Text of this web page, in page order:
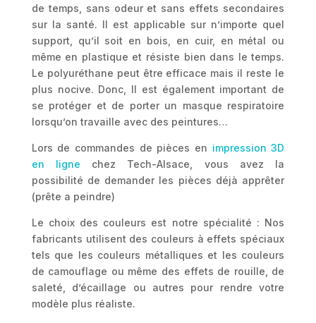
de temps, sans odeur et sans effets secondaires
sur la santé. Il est applicable sur n’importe quel
support, qu’il soit en bois, en cuir, en métal ou
même en plastique et résiste bien dans le temps.
Le polyuréthane peut être efficace mais il reste le
plus nocive. Donc, Il est également important de
se protéger et de porter un masque respiratoire
lorsqu’on travaille avec des peintures…
Lors de commandes de pièces en impression 3D
en ligne chez Tech-Alsace, vous avez la
possibilité de demander les pièces déjà apprêter
(prête a peindre)
Le choix des couleurs est notre spécialité : Nos
fabricants utilisent des couleurs à effets spéciaux
tels que les couleurs métalliques et les couleurs
de camouflage ou même des effets de rouille, de
saleté, d’écaillage ou autres pour rendre votre
modèle plus réaliste.